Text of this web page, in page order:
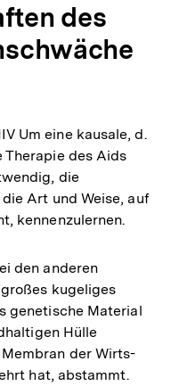
des
Um eine kausale, d.
Therapie des Aids
die
Art und Weise, auf
kennenzulernen.
den anderen
kugeliges
genetische Material
Hülle
der Wirts-
hat, abstammt.